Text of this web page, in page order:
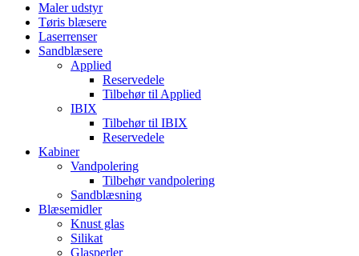
Maler udstyr
Tøris blæsere
Laserrenser
Sandblæsere
Applied
Reservedele
Tilbehør til Applied
IBIX
Tilbehør til IBIX
Reservedele
Kabiner
Vandpolering
Tilbehør vandpolering
Sandblæsning
Blæsemidler
Knust glas
Silikat
Glasperler